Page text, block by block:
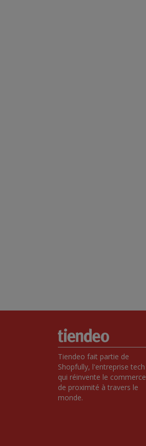
Tiendeo fait partie de
Shopfully, l'entreprise tech
qui réinvente le commerce
de proximité à travers le
monde.